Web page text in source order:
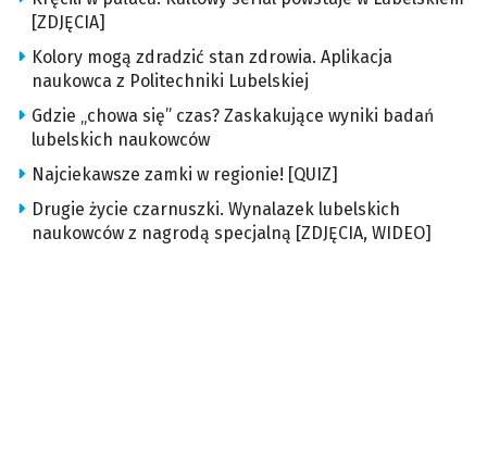
[ZDJĘCIA]
Kolory mogą zdradzić stan zdrowia. Aplikacja
naukowca z Politechniki Lubelskiej
Gdzie „chowa się” czas? Zaskakujące wyniki badań
lubelskich naukowców
Najciekawsze zamki w regionie! [QUIZ]
Drugie życie czarnuszki. Wynalazek lubelskich
naukowców z nagrodą specjalną [ZDJĘCIA, WIDEO]